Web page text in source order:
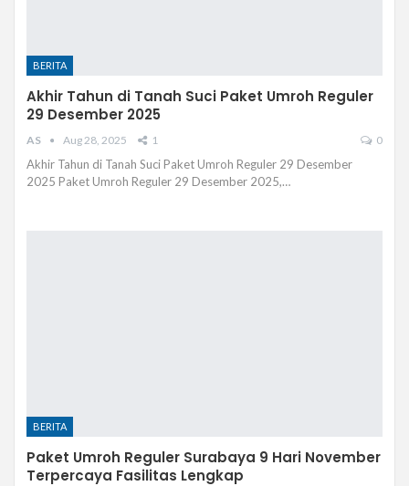
BERITA
Akhir Tahun di Tanah Suci Paket Umroh Reguler
29 Desember 2025
AS Aug 28, 2025 1 0
Akhir Tahun di Tanah Suci Paket Umroh Reguler 29 Desember
2025 Paket Umroh Reguler 29 Desember 2025,…
BERITA
Paket Umroh Reguler Surabaya 9 Hari November
Terpercaya Fasilitas Lengkap